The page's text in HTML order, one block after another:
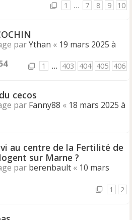
1 … 7 8 9 10
parYthan « 19 mars 2025 à
1 … 403 404 405 406
cecos
par Fanny88 « 18 mars 2025 à
au centre de la Fertilité de
sur Marne ?
par berenbault « 10 mars
1 2